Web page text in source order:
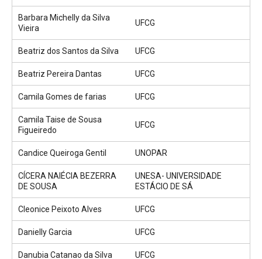
Barbara Michelly da Silva
Vieira
UFCG
Beatriz dos Santos da Silva UFCG
Beatriz Pereira Dantas UFCG
Camila Gomes de farias UFCG
Camila Taise de Sousa
Figueiredo
UFCG
Candice Queiroga Gentil UNOPAR
CÍCERA NAIÉCIA BEZERRA
DE SOUSA
UNESA- UNIVERSIDADE
ESTÁCIO DE SÁ
Cleonice Peixoto Alves UFCG
Danielly Garcia UFCG
Danubia Catanao da Silva UFCG